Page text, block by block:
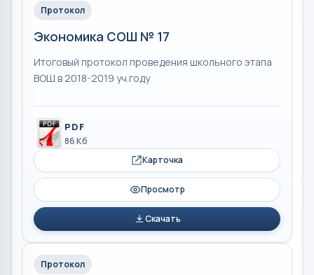
Протокол
Экономика СОШ № 17
Итоговый протокол проведения школьного этапа
ВОШ в 2018-2019 уч.году
PDF
86 Кб
Карточка
Просмотр
Скачать
Протокол